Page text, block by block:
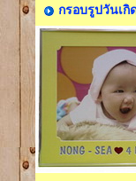
กรอบรูปวันเกิ